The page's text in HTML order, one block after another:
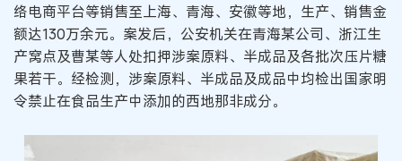
络电商平台等销售至上海、青海、安徽等地，生产、销售金
额达130万余元。案发后，公安机关在青海某公司、浙江生
产窝点及曹某等人处扣押涉案原料、半成品及各批次压片糖
果若干。经检测，涉案原料、半成品及成品中均检出国家明
令禁止在食品生产中添加的西地那非成分。